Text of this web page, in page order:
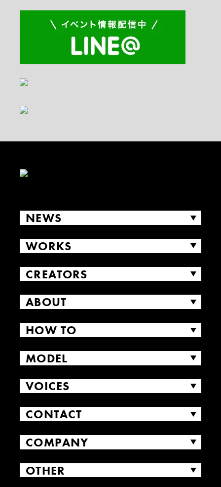
NEWS
WORKS
CREATORS
ABOUT
HOW TO
MODEL
VOICES
CONTACT
COMPANY
OTHER